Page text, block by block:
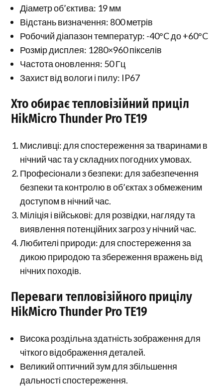
Діаметр об’єктива: 19 мм
Відстань визначення: 800 метрів
Робочий діапазон температур: -40°C до +60°C
Розмір дисплея: 1280×960 пікселів
Частота оновлення: 50 Гц
Захист від вологи і пилу: IP67
Хто обирає тепловізійний приціл
HikMicro Thunder Pro TE19
Мисливці: для спостереження за тваринами в
нічний час та у складних погодних умовах.
Професіонали з безпеки: для забезпечення
безпеки та контролю в об’єктах з обмеженим
доступом в нічний час.
Міліція і військові: для розвідки, нагляду та
виявлення потенційних загроз у нічний час.
Любителі природи: для спостереження за
дикою природою та збереження вражень від
нічних походів.
Переваги тепловізійного прицілу
HikMicro Thunder Pro TE19
Висока роздільна здатність зображення для
чіткого відображення деталей.
Великий оптичний зум для збільшення
дальності спостереження.